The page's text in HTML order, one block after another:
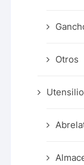
Otros